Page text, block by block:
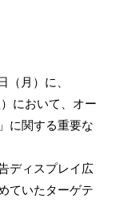
（月）に、
において、オー
に関する重要な
ディスプレイ広
ていたターゲテ